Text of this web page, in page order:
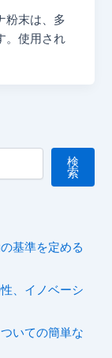
粉末は、多
。使用され
検
索
基準を定める
、イノベーシ
いての簡単な